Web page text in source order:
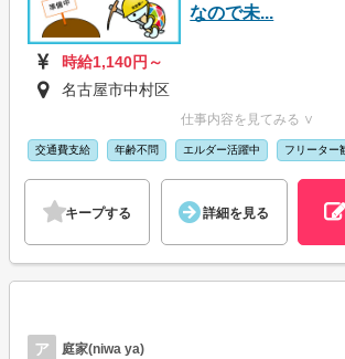
なので未...
時給1,140円～
名古屋市中村区
仕事内容を見てみる ∨
交通費支給 年齢不問 エルダー活躍中 フリーター
キープする 詳細を見る
ア 庭家(niwa ya)